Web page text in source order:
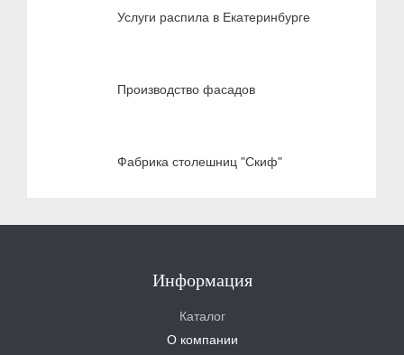
Услуги распила в Екатеринбурге
Производство фасадов
Фабрика столешниц "Скиф"
Информация
Каталог
О компании